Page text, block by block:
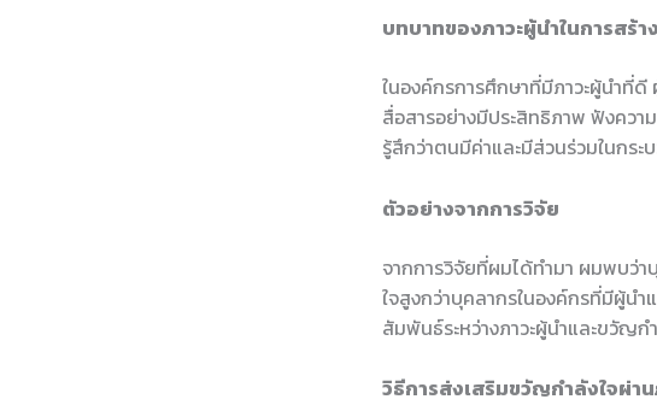
บทบาทของภาวะผู้นำในการสร้
ในองค์กรการศึกษาที่มีภาวะผู้นำที่ดี
สื่อสารอย่างมีประสิทธิภาพ ฟังคว
รู้สึกว่าตนมีค่าและมีส่วนร่วมในกร
ตัวอย่างจากการวิจัย
จากการวิจัยที่ผมได้ทำมา ผมพบว่
ใจสูงกว่าบุคลากรในองค์กรที่มีผู้นำ
สัมพันธ์ระหว่างภาวะผู้นำและขวัญก
วิธีการส่งเสริมขวัญกำลังใจผ่าน